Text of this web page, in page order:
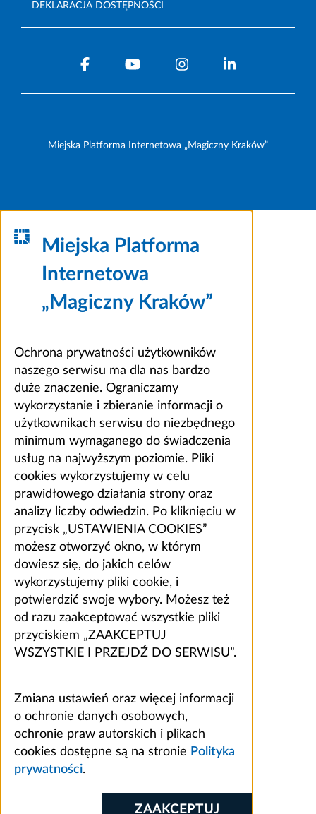
DEKLARACJA DOSTĘPNOŚCI
Miejska Platforma Internetowa „Magiczny Kraków”
Miejska Platforma
Internetowa
„Magiczny Kraków”
Ochrona prywatności użytkowników
naszego serwisu ma dla nas bardzo
duże znaczenie. Ograniczamy
wykorzystanie i zbieranie informacji o
użytkownikach serwisu do niezbędnego
minimum wymaganego do świadczenia
usług na najwyższym poziomie. Pliki
cookies wykorzystujemy w celu
prawidłowego działania strony oraz
analizy liczby odwiedzin. Po kliknięciu w
przycisk „USTAWIENIA COOKIES”
możesz otworzyć okno, w którym
dowiesz się, do jakich celów
wykorzystujemy pliki cookie, i
potwierdzić swoje wybory. Możesz też
od razu zaakceptować wszystkie pliki
przyciskiem „ZAAKCEPTUJ
WSZYSTKIE I PRZEJDŹ DO SERWISU”.
Zmiana ustawień oraz więcej informacji
o ochronie danych osobowych,
ochronie praw autorskich i plikach
cookies dostępne są na stronie Polityka
prywatności.
ZAAKCEPTUJ